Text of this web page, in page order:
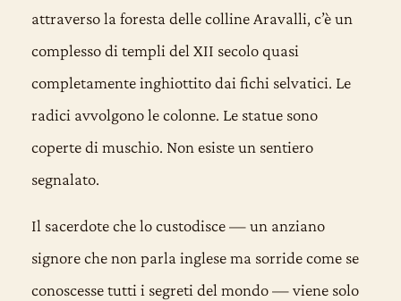
attraverso la foresta delle colline Aravalli, c’è un
complesso di templi del XII secolo quasi
completamente inghiottito dai fichi selvatici. Le
radici avvolgono le colonne. Le statue sono
coperte di muschio. Non esiste un sentiero
segnalato.
Il sacerdote che lo custodisce — un anziano
signore che non parla inglese ma sorride come se
conoscesse tutti i segreti del mondo — viene solo